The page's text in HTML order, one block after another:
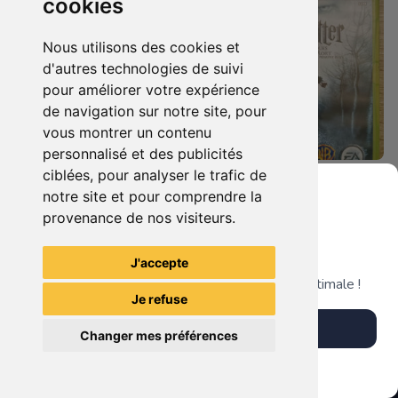
cookies
Nous utilisons des cookies et
d'autres technologies de suivi
pour améliorer votre expérience
de navigation sur notre site, pour
vous montrer un contenu
personnalisé et des publicités
ciblées, pour analyser le trafic de
notre site et pour comprendre la
provenance de nos visiteurs.
J'accepte
Je refuse
Changer mes préférences
28.90 € 0
Hellboy - The Science Of Evil Xbox 360
12.90 €
TheGamingR83
Grenier du Geek
Télécharge notre app pour une expérience optimale !
Télécharger l'app